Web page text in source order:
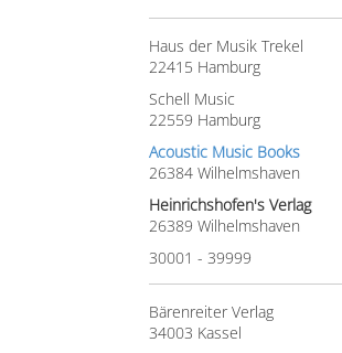
Haus der Musik Trekel
22415 Hamburg
Schell Music
22559 Hamburg
Acoustic Music Books
26384 Wilhelmshaven
Heinrichshofen's Verlag
26389 Wilhelmshaven
30001 - 39999
Bärenreiter Verlag
34003 Kassel